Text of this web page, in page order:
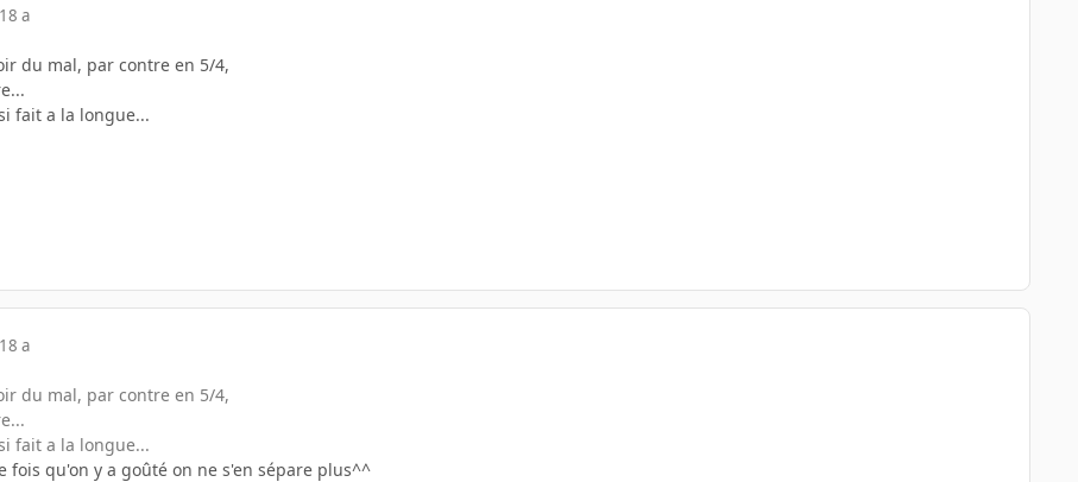
18 a
du mal, par contre en 5/4,
fait a la longue...
18 a
du mal, par contre en 5/4,
fait a la longue...
fois qu'on y a goûté on ne s'en sépare plus^^